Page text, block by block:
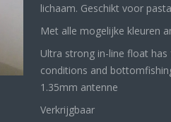
lichaam. Geschikt voor
Met alle mogelijke kleuren
Ultra strong in-line float
conditions and
1.35mm antenne
Verkrijgbaar